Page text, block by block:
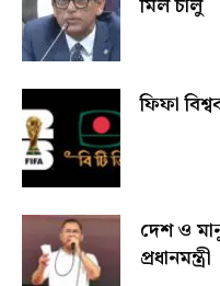
মিল চালু
ফিফা
দেশ ও
প্রধানমন্ত্রী